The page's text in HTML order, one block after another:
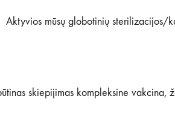
Aktyvios mūsų globotinių sterilizacijos/
skiepijimas kompleksine vakcina,